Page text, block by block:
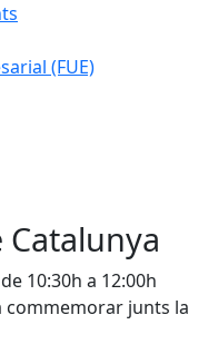
(FUE)
10:30h a 12:00h
commemorar junts la